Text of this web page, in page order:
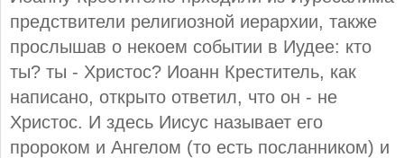
предствители религиозной иерархии, также
прослышав о некоем событии в Иудее: кто
ты? ты - Христос? Иоанн Креститель, как
написано, открыто ответил, что он - не
Христос. И здесь Иисус называет его
пророком и Ангелом (то есть посланником) и